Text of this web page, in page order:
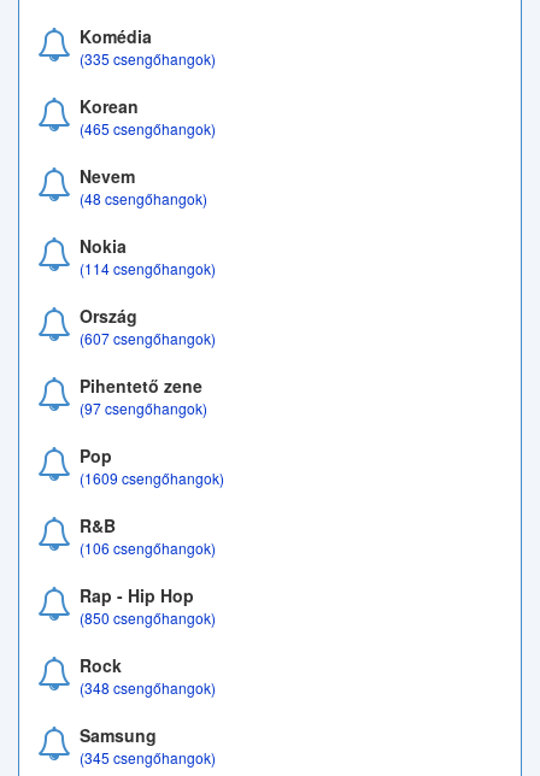
Komédia
(335 csengőhangok)
Korean
(465 csengőhangok)
Nevem
(48 csengőhangok)
Nokia
(114 csengőhangok)
Ország
(607 csengőhangok)
Pihentető zene
(97 csengőhangok)
Pop
(1609 csengőhangok)
R&B
(106 csengőhangok)
Rap - Hip Hop
(850 csengőhangok)
Rock
(348 csengőhangok)
Samsung
(345 csengőhangok)